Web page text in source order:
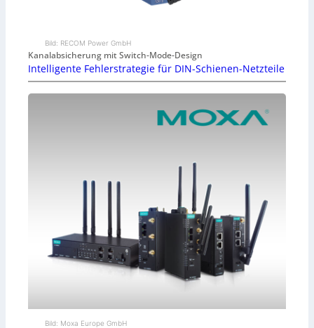
Bild: RECOM Power GmbH
Kanalabsicherung mit Switch-Mode-Design
Intelligente Fehlerstrategie für DIN-Schienen-Netzteile
Bild: Moxa Europe GmbH